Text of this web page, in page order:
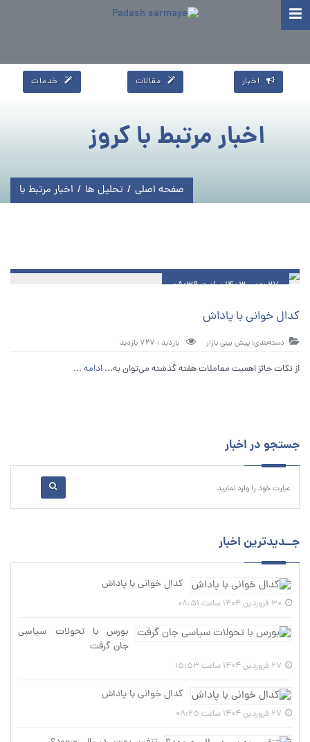
اخبار مقالات خدمات
اخبار مرتبط با کروز
صفحه اصلی / تحلیل ها / اخبار مرتبط با
27 بهمن 1403 ساعت 08:39
کدال خوانی با پاداش
دسته‌بندی: پیش بینی بازار بازدید : 727 بازدید
از نکات حائز اهمیت معاملات هفته گذشته می‌توان به... ادامه ...
جستجو در اخبار
جــدیدترین اخبار
کدال خوانی با پاداش
30 فروردین 1404 ساعت 08:51
بورس با تحولات سیاسی
جان گرفت
27 فروردین 1404 ساعت 15:53
کدال خوانی با پاداش
27 فروردین 1404 ساعت 08:25